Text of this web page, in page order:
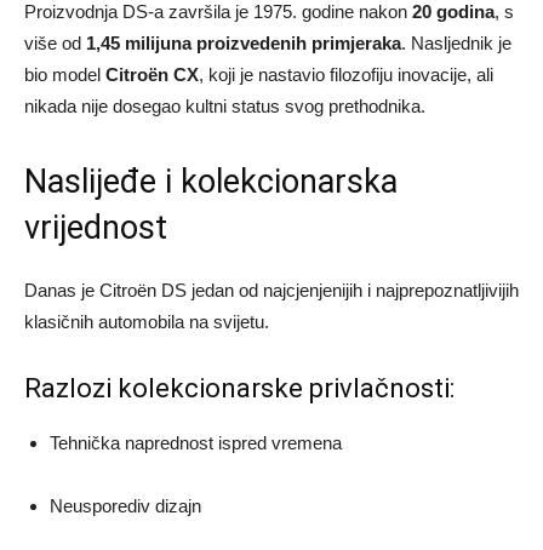
Proizvodnja DS-a završila je 1975. godine nakon 20 godina, s
više od 1,45 milijuna proizvedenih primjeraka. Nasljednik je
bio model Citroën CX, koji je nastavio filozofiju inovacije, ali
nikada nije dosegao kultni status svog prethodnika.
Naslijeđe i kolekcionarska
vrijednost
Danas je Citroën DS jedan od najcjenjenijih i najprepoznatljivijih
klasičnih automobila na svijetu.
Razlozi kolekcionarske privlačnosti:
Tehnička naprednost ispred vremena
Neusporediv dizajn